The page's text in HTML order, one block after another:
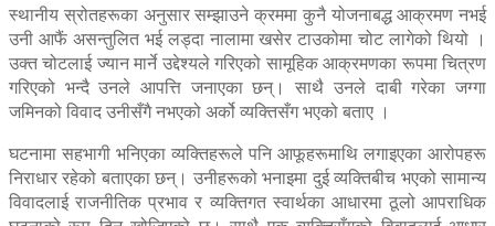
स्थानीय स्रोतहरूका अनुसार सम्झाउने क्रममा कुनै योजनाबद्ध आक्रमण नभई
उनी आफैं असन्तुलित भई लड्दा नालामा खसेर टाउकोमा चोट लागेको थियो ।
उक्त चोटलाई ज्यान मार्ने उद्देश्यले गरिएको सामूहिक आक्रमणका रूपमा चित्रण
गरिएको भन्दै उनले आपत्ति जनाएका छन्। साथै उनले दाबी गरेका जग्गा
जमिनको विवाद उनीसँगै नभएको अर्को व्यक्तिसँग भएको बताए ।
घटनामा सहभागी भनिएका व्यक्तिहरूले पनि आफूहरूमाथि लगाइएका आरोपहरू
निराधार रहेको बताएका छन्। उनीहरूको भनाइमा दुई व्यक्तिबीच भएको सामान्य
विवादलाई राजनीतिक प्रभाव र व्यक्तिगत स्वार्थका आधारमा ठूलो आपराधिक